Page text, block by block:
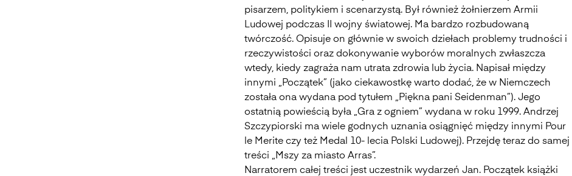
pisarzem, politykiem i scenarzystą. Był również żołnierzem Armii
Ludowej podczas II wojny światowej. Ma bardzo rozbudowaną
twórczość. Opisuje on głównie w swoich dziełach problemy trudności i
rzeczywistości oraz dokonywanie wyborów moralnych zwłaszcza
wtedy, kiedy zagraża nam utrata zdrowia lub życia. Napisał między
innymi „Początek” (jako ciekawostkę warto dodać, że w Niemczech
została ona wydana pod tytułem „Piękna pani Seidenman”). Jego
ostatnią powieścią była „Gra z ogniem” wydana w roku 1999. Andrzej
Szczypiorski ma wiele godnych uznania osiągnięć między innymi Pour
le Merite czy też Medal 10- lecia Polski Ludowej). Przejdę teraz do samej
treści „Mszy za miasto Arras”.
Narratorem całej treści jest uczestnik wydarzeń Jan. Początek książki